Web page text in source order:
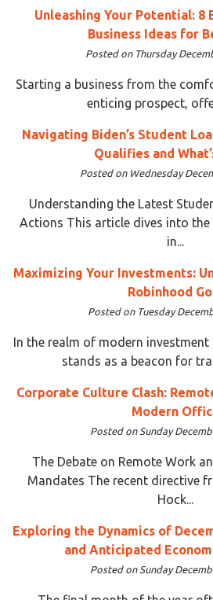
Unleashing Your Potential: 8
Business Ideas for
Posted on Thursday
Starting a business from the
enticing prospect,
Navigating Biden’s Student
Qualifies and
Posted on Wednesday
Understanding the Latest
Actions This article dives into the
in...
Maximizing Your Investments:
Robinhood
Posted on Tuesday
In the realm of modern
stands as a beacon for
Corporate Culture Clash:
Modern
Posted on Sunday
The Debate on Remote Work
Mandates The recent directive
Hock...
Exploring the Dynamics of
and Anticipated
Posted on Sunday